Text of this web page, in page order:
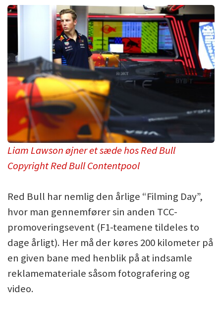
Liam Lawson øjner et sæde hos Red Bull
Copyright Red Bull Contentpool
Red Bull har nemlig den årlige “Filming Day”,
hvor man gennemfører sin anden TCC-
promoveringsevent (F1-teamene tildeles to
dage årligt). Her må der køres 200 kilometer på
en given bane med henblik på at indsamle
reklamemateriale såsom fotografering og
video.